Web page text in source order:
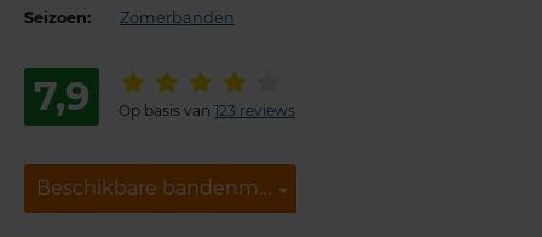
Seizoen: Zomerbanden
7,9 Op basis van 123 reviews
Beschikbare bandenmaten
Beschikbare bandenmaten